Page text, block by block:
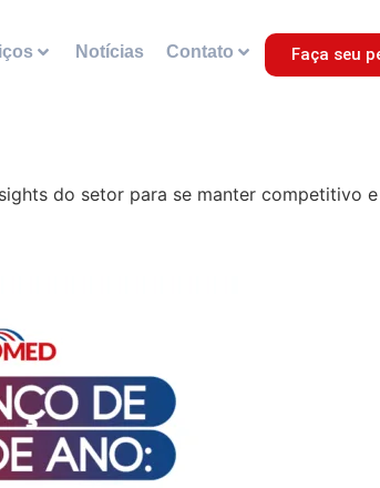
Notícias Contato Faça seu
do setor para se manter competitivo